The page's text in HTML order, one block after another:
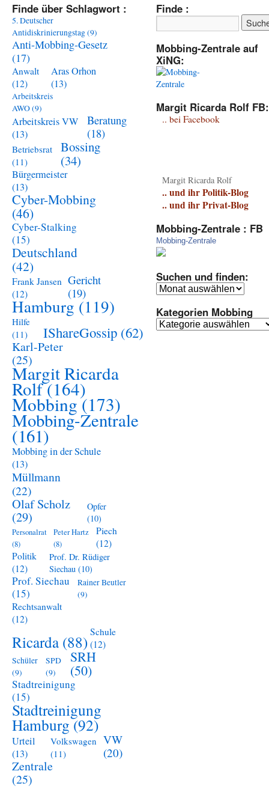
Finde über Schlagwort :
5. Deutscher
Antidiskrinierungstag(9)
Anti-Mobbing-Gesetz
(17)
Anwalt
(12)
Aras Orhon
(13)
Arbeitskreis
AWO(9)
Arbeitskreis VW
(13)
Beratung
(18)
Betriebsrat
(11)
Bossing
(34)
Bürgermeister
(13)
Cyber-Mobbing
(46)
Cyber-Stalking
(15)
Deutschland
(42)
Frank Jansen
(12)
Gericht
(19)
Hamburg (119)
Hilfe
(11)
IShareGossip (62)
Karl-Peter
(25)
Margit Ricarda
Rolf(164)
Mobbing(173)
Mobbing-Zentrale
(161)
Mobbing in der Schule
(13)
Müllmann
(22)
Olaf Scholz
(29)
Opfer
(10)
Personalrat
(8)
Peter Hartz
(8)
Piech
(12)
Politik
(12)
Prof. Dr. Rüdiger
Siechau (10)
Prof. Siechau
(15)
Rainer Beutler
(9)
Rechtsanwalt
(12)
Ricarda (88) Schule
(12)
Schüler
(9)
SPD
(9)
SRH
(50)
Stadtreinigung
(15)
Stadtreinigung
Hamburg(92)
Urteil
(13)
Volkswagen
(11)
VW
(20)
Zentrale
(25)
Finde :
Mobbing-Zentrale auf
XiNG:
Margit Ricarda Rolf FB:
.. bei Facebook
Margit Ricarda Rolf
.. und ihr Politik-Blog
.. und ihr Privat-Blog
Mobbing-Zentrale : FB
Mobbing-Zentrale
Suchen und finden:
Suchen
finden:
Kategorien Mobbing
Kategorien